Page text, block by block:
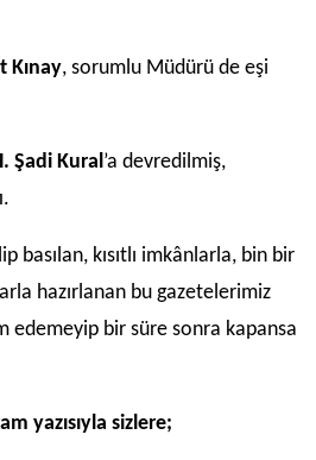
Kınay, sorumlu Müdürü de eşi
Şadi Kural’a devredilmiş,
basılan, kısıtlı imkânlarla, bin bir
hazırlanan bu gazetelerimiz
edemeyip bir süre sonra kapansa
yazısıyla sizlere;